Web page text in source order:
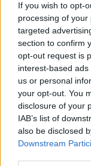
If you wish to opt-
processing of
targeted
section to confirm
opt-out request is
interest-based
us or personal
your opt-out. You
disclosure of your
IAB’s list of
also be disclosed
Downstream
Al fischio
avviarsi negli
fermato dai
intervista, per
quell'istante la
francese
nessun
pienamente